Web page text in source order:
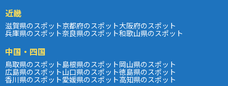
近畿
滋賀県のスポット京都府のスポット大阪府のスポット
兵庫県のスポット奈良県のスポット和歌山県のスポット
中国・四国
鳥取県のスポット島根県のスポット岡山県のスポット
広島県のスポット山口県のスポット徳島県のスポット
香川県のスポット愛媛県のスポット高知県のスポット